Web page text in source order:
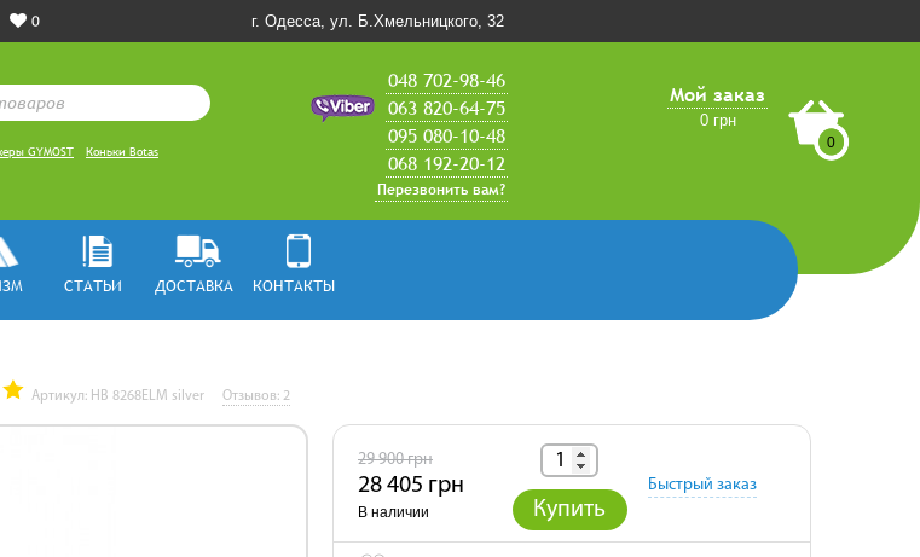
0 г. Одесса, ул. Б.Хмельницкого, 32
GYMOST Коньки Botas
Мой заказ
0 грн
0
048 702-98-46
063 820-64-75
095 080-10-48
068 192-20-12
Перезвонить вам?
СТАТЬИ ДОСТАВКА КОНТАКТЫ
Артикул: HB 8268ELM silver Отзывов: 2
29 900 грн
28 405 грн
В наличии Купить
Быстрый заказ